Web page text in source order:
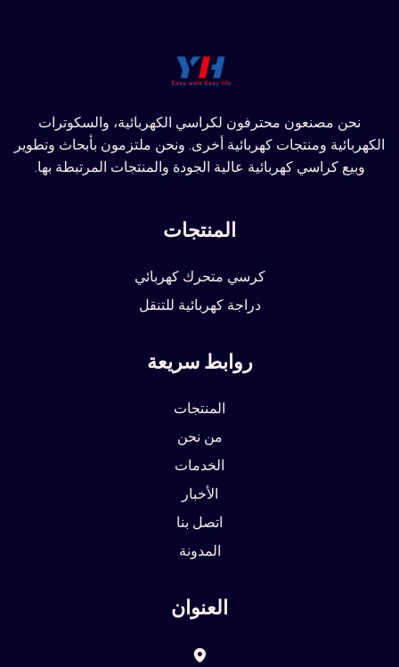
نحن مصنعون محترفون لكراسي الكهربائية، والسكوترات
الكهربائية ومنتجات كهربائية أخرى. ونحن ملتزمون بأبحاث وتطوير
وبيع كراسي كهربائية عالية الجودة والمنتجات المرتبطة بها.
المنتجات
كرسي متحرك كهربائي
دراجة كهربائية للتنقل
روابط سريعة
المنتجات
من نحن
الخدمات
الأخبار
اتصل بنا
المدونة
العنوان